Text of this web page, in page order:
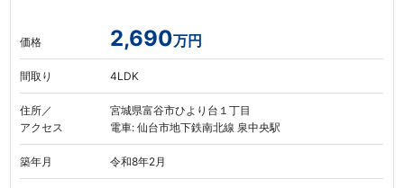
価格 2,690万円
間取り 4LDK
住所／
アクセス
宮城県富谷市ひより台１丁目
電車: 仙台市地下鉄南北線 泉中央駅
築年月 令和8年2月